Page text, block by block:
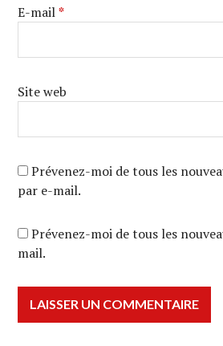
E-mail*
Site web
Prévenez-moi de tous les
par e-mail.
Prévenez-moi de tous les
mail.